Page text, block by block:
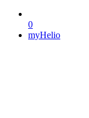
0
myHelio